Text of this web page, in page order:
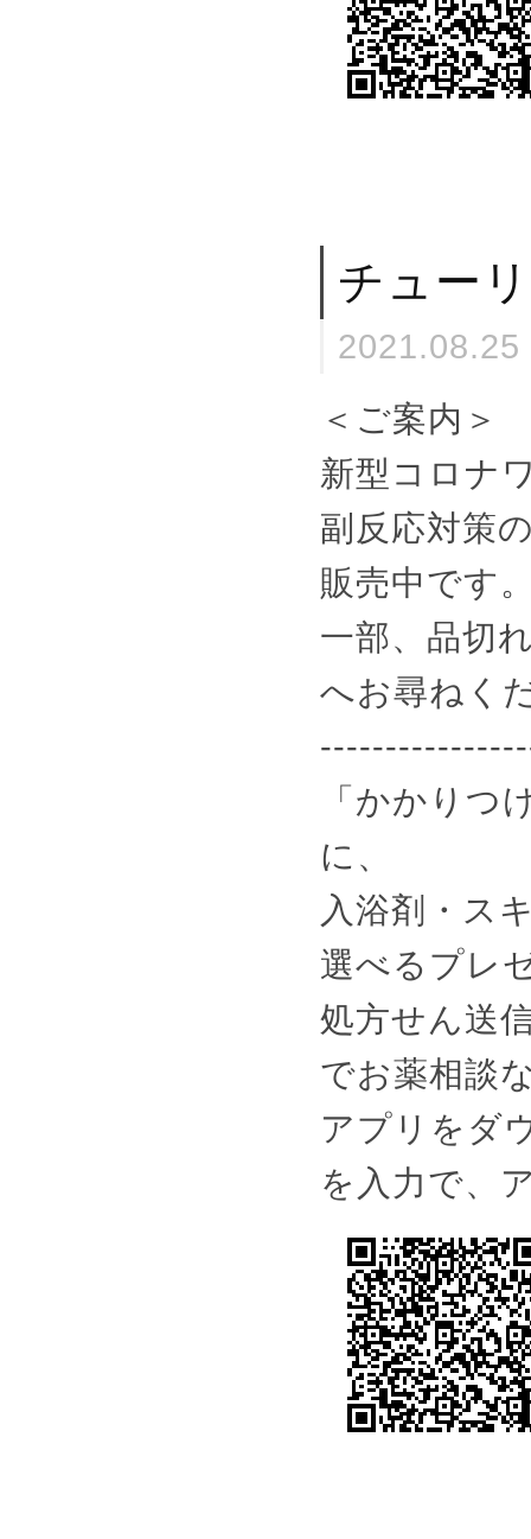
チュー
＜ご案内＞
新型コロナ
副反応対策
販売中です
一部、品切
へお尋ねく
「かかりつ
に、
入浴剤・ス
選べるプレ
処方せん送
でお薬相談
アプリをダ
を入力で、